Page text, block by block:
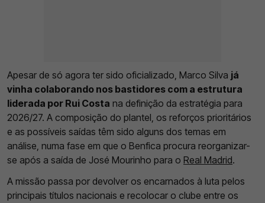
Apesar de só agora ter sido oficializado, Marco Silva já
vinha colaborando nos bastidores com a estrutura
liderada por Rui Costa na definição da estratégia para
2026/27. A composição do plantel, os reforços prioritários
e as possíveis saídas têm sido alguns dos temas em
análise, numa fase em que o Benfica procura reorganizar-
se após a saída de José Mourinho para o Real Madrid.
A missão passa por devolver os encarnados à luta pelos
principais títulos nacionais e recolocar o clube entre os